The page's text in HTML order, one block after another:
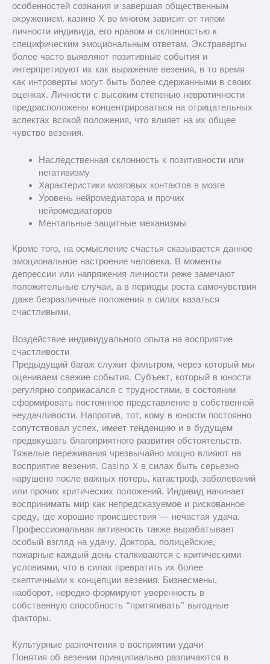
особенностей сознания и завершая общественным
окружением. казино Х во многом зависит от типом
личности индивида, его нравом и склонностью к
специфическим эмоциональным ответам. Экстраверты
более часто выявляют позитивные события и
интерпретируют их как выражение везения, в то время
как интроверты могут быть более сдержанными в своих
оценках. Личности с высоким степенью невротичности
предрасположены концентрироваться на отрицательных
аспектах всякой положения, что влияет на их общее
чувство везения.
Наследственная склонность к позитивности или
негативизму
Характеристики мозговых контактов в мозге
Уровень нейромедиатора и прочих
нейромедиаторов
Ментальные защитные механизмы
Кроме того, на осмысление счастья сказывается данное
эмоциональное настроение человека. В моменты
депрессии или напряжения личности реже замечают
положительные случаи, а в периоды роста самочувствия
даже безразличные положения в силах казаться
счастливыми.
Воздействие индивидуального опыта на восприятие
счастливости
Предыдущий багаж служит фильтром, через который мы
оцениваем свежие события. Субъект, который в юности
регулярно соприкасался с трудностями, в состоянии
сформировать постоянное представление в собственной
неудачливости. Напротив, тот, кому в юности постоянно
сопутствовал успех, имеет тенденцию и в будущем
предвкушать благоприятного развития обстоятельств.
Тяжелые переживания чрезвычайно мощно влияют на
восприятие везения. Casino X в силах быть серьезно
нарушено после важных потерь, катастроф, заболеваний
или прочих критических положений. Индивид начинает
воспринимать мир как непредсказуемое и рискованное
среду, где хорошие происшествия — нечастая удача.
Профессиональная активность также вырабатывает
особый взгляд на удачу. Доктора, полицейские,
пожарные каждый день сталкиваются с критическими
условиями, что в силах превратить их более
скептичными к концепции везения. Бизнесмены,
наоборот, нередко формируют уверенность в
собственную способность “притягивать” выгодные
факторы.
Культурные разночтения в восприятии удачи
Понятия об везении принципиально различаются в